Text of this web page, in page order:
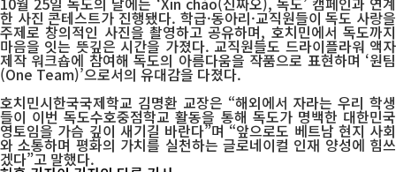
한 사진 콘테스트가 진행됐다. 학급·동아리·교직원들이 독도 사랑을
주제로 창의적인 사진을 촬영하고 공유하며, 호치민에서 독도까지
마음을 잇는 뜻깊은 시간을 가졌다. 교직원들도 드라이플라워 액자
제작 워크숍에 참여해 독도의 아름다움을 작품으로 표현하며 ‘원팀
(One Team)’으로서의 유대감을 다졌다.
호치민시한국국제학교 김명환 교장은 “해외에서 자라는 우리 학생
들이 이번 독도수호중점학교 활동을 통해 독도가 명백한 대한민국
영토임을 가슴 깊이 새기길 바란다”며 “앞으로도 베트남 현지 사회
와 소통하며 평화의 가치를 실천하는 글로네이컬 인재 양성에 힘쓰
겠다”고 말했다.